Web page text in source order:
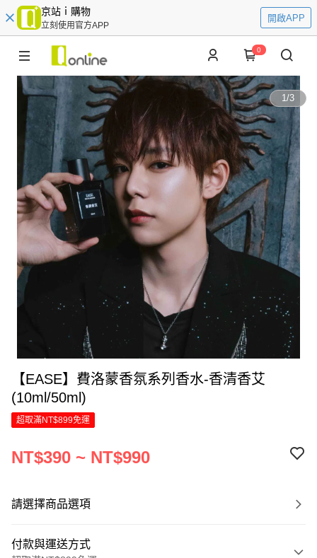
京站ｉ購物
立刻使用官方APP
開啟APP
0
1/3
【EASE】費洛蒙香氛系列香水-香清香艾
(10ml/50ml)
超取滿NT$899免運
NT$390 ~ NT$990
請選擇商品選項
付款與運送方式